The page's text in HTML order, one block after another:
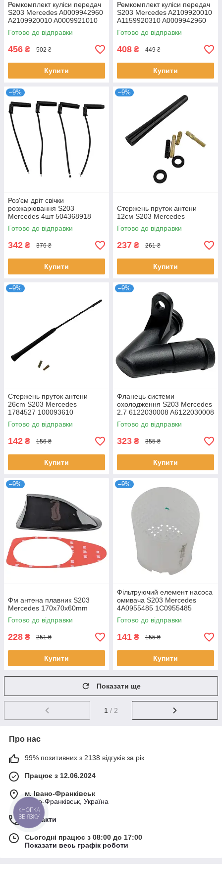
Ремкомплект куліси передач
S203 Mercedes A0009942960
A2109920010 A0009921010
Готово до відправки
456 ₴ 502 ₴
Купити
Ремкомплект куліси передач
S203 Mercedes A2109920010
A1159920310 A0009942960
Готово до відправки
408 ₴ 449 ₴
Купити
–9%
Роз'єм дріт свічки
розжарювання S203
Mercedes 4шт 504368918
51277179 DJ7017A-4-21
093191771 1214334
Готово до відправки
342 ₴ 376 ₴
Купити
–9%
Стержень пруток антени
12см S203 Mercedes
Готово до відправки
237 ₴ 261 ₴
Купити
–9%
Стержень пруток антени
26cm S203 Mercedes
1784527 100093610
90566812 1784011
1J0035849A 13279181
Готово до відправки
142 ₴ 156 ₴
Купити
–9%
Фланець системи
охолодження S203 Mercedes
2.7 6122030008 A6122030008
Готово до відправки
323 ₴ 355 ₴
Купити
–9%
Фм антена плавник S203
Mercedes 170х70х60mm
Готово до відправки
228 ₴ 251 ₴
Купити
–9%
Фільтруючий елемент насоса
омивача S203 Mercedes
4A0955485 1C0955485
3BD955485
Готово до відправки
141 ₴ 155 ₴
Купити
Показати ще
1 / 2
Про нас
99% позитивних з 2138 відгуків за рік
Працює з 12.06.2024
м. Івано-Франківськ
Івано-Франківськ, Україна
Контакти
Сьогодні працює з 08:00 до 17:00
Показати весь графік роботи
КНОПКА
ЗВ'ЯЗКУ